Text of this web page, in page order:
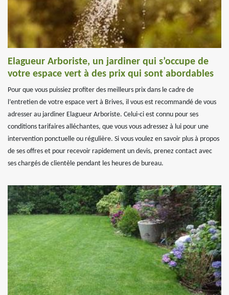
Elagueur Arboriste, un jardiner qui s’occupe de
votre espace vert à des prix qui sont abordables
Pour que vous puissiez profiter des meilleurs prix dans le cadre de
l’entretien de votre espace vert à Brives, il vous est recommandé de vous
adresser au jardiner Elagueur Arboriste. Celui-ci est connu pour ses
conditions tarifaires alléchantes, que vous vous adressez à lui pour une
intervention ponctuelle ou régulière. Si vous voulez en savoir plus à propos
de ses offres et pour recevoir rapidement un devis, prenez contact avec
ses chargés de clientèle pendant les heures de bureau.